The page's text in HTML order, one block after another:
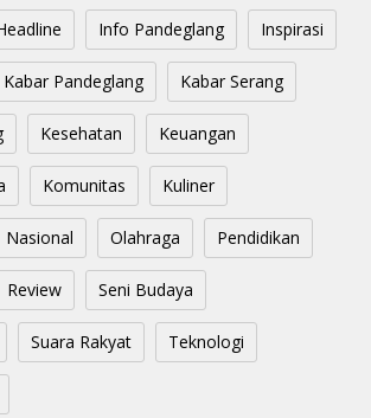
Info Pandeglang Inspirasi
Kabar Pandeglang Kabar Serang
Kesehatan Keuangan
Komunitas Kuliner
Nasional Olahraga Pendidikan
Review Seni Budaya
Suara Rakyat Teknologi